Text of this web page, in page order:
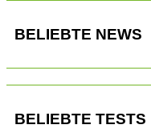
BELIEBTE NEWS
BELIEBTE TESTS